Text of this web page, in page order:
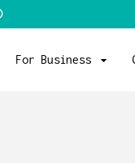
For Business